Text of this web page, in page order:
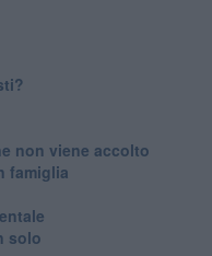
non viene accolto
famiglia
solo